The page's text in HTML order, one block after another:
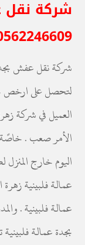
شركة نقل
شركة نقل عفش
لتحصل على ارخص
العميل في شركة
الأمر صعب . خاصًة
اليوم خارج
عمالة فلبينية
عمالة فلبينية .
بجدة عمالة